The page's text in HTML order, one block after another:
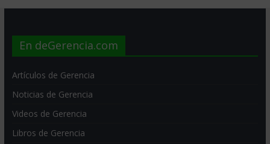
En deGerencia.com
Artículos de Gerencia
Noticias de Gerencia
Videos de Gerencia
Libros de Gerencia